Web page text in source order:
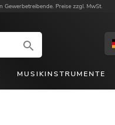
Gewerbetreibende. Preise zzgl. MwSt.
MUSIKINSTRUMENTE